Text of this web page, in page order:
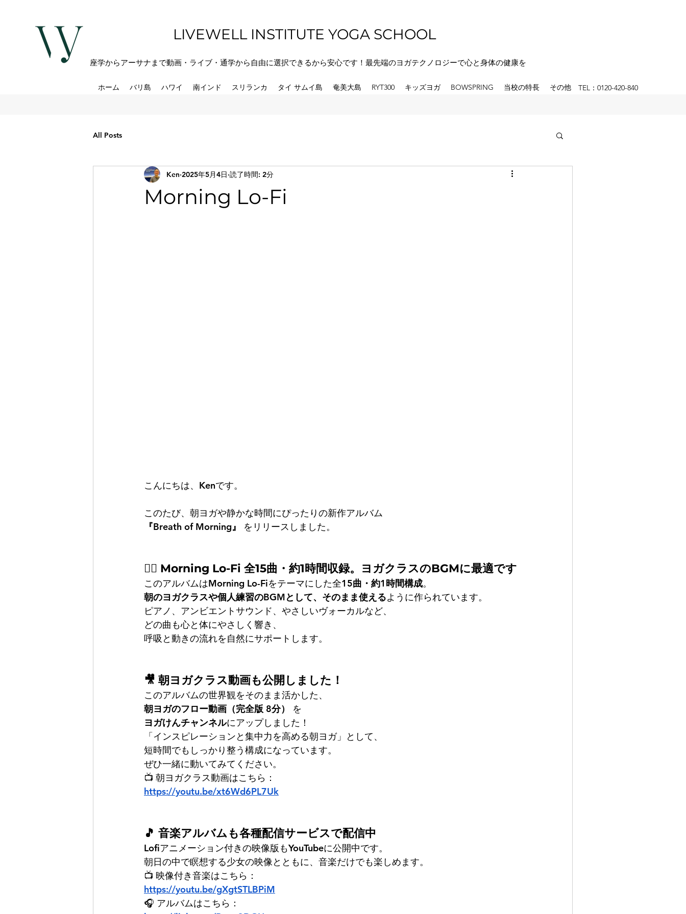
LIVEWELL INSTITUTE YOGA SCHOOL
座学からアーサナまで動画・ライブ・通学から自由に選択できるから安心です！最先端のヨガテクノロジーで心と身体の健康を
TEL：0120-420-840
ホーム バリ島 ハワイ 南インド スリランカ タイ サムイ島 奄美大島 RYT300 キッズヨガ BOWSPRING 当校の特長 その他
All Posts
Morning Lo-Fi
Ken 2025年5月4日 読了時間: 2分
こんにちは、Kenです。
このたび、朝ヨガや静かな時間にぴったりの新作アルバム
『Breath of Morning』
をリリースしました。
🧘‍♀️ Morning Lo-Fi 全15曲・約1時間収録。ヨガクラスのBGMに最適です
このアルバムはMorning Lo-Fiをテーマにした全15曲・約1時間構成。
朝のヨガクラスや個人練習のBGMとして、そのまま使えるように作られています。
ピアノ、アンビエントサウンド、やさしいヴォーカルなど、
どの曲も心と体にやさしく響き、
呼吸と動きの流れを自然にサポートします。
🎥 朝ヨガクラス動画も公開しました！
このアルバムの世界観をそのまま活かした、
朝ヨガのフロー動画（完全版 8分）
を
ヨガけんチャンネルにアップしました！
「インスピレーションと集中力を高める朝ヨガ」として、
短時間でもしっかり整う構成になっています。
ぜひ一緒に動いてみてください。
📺 朝ヨガクラス動画はこちら：
https://youtu.be/xt6Wd6PL7Uk
🎵 音楽アルバムも各種配信サービスで配信中
Lofiアニメーション付きの映像版もYouTubeに公開中です。
朝日の中で瞑想する少女の映像とともに、音楽だけでも楽しめます。
📺 映像付き音楽はこちら：
https://youtu.be/gXgtSTLBPiM
🎧 アルバムはこちら：